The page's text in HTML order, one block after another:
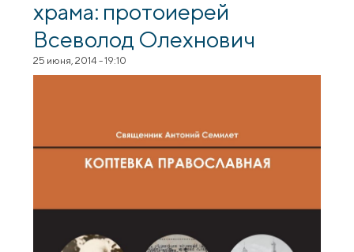
храма: протоиерей
Всеволод Олехнович
25 июня, 2014 - 19:10